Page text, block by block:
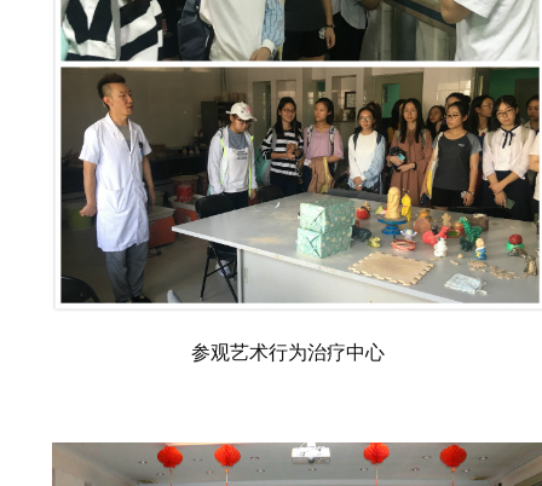
参观艺术行为治疗中心